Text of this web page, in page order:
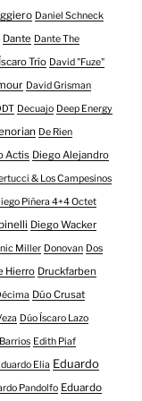
Daniel Schneck
Dante Dante The
Trío David "Fuze"
David Grisman
Decuajo Deep Energy
De Rien
Actis Diego Alejandro
& Los Campesinos
Piñera 4+4 Octet
Diego Wacker
Miller Donovan Dos
Hierro Druckfarben
Dúo Crusat
Dúo Íscaro Lazo
Edith Piaf
Elia Eduardo
Pandolfo Eduardo